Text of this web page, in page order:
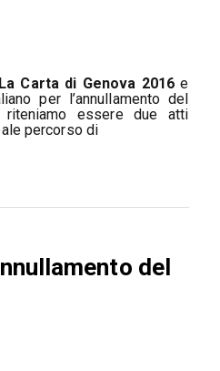
La Carta di Genova 2016 e
per l’annullamento del
essere due atti
percorso di
del